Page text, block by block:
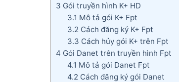
3 Gói truyền hình K+ HD
3.1 Mô tả gói K+ Fpt
3.2 Cách đăng ký K+ Fpt
3.3 Cách hủy gói K+ trên Fpt
4 Gói Danet trên truyền hình Fpt
4.1 Mô tả gói Danet Fpt
4.2 Cách đăng ký gói Danet